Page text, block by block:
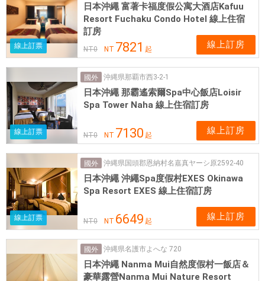
線上訂票
日本沖繩 富著卡福度假公寓大酒店Kafuu
Resort Fuchaku Condo Hotel 線上住宿
訂房
NT0 NT 7821 起 線上訂房
線上訂票
國外 沖縄県那覇市西3-2-1
日本沖繩 那霸遙索爾Spa中心飯店Loisir
Spa Tower Naha 線上住宿訂房
NT0 NT 7130 起 線上訂房
線上訂票
國外 沖縄県国頭郡恩納村名嘉真ヤーシ原2592-40
日本沖繩 沖繩Spa度假村EXES Okinawa
Spa Resort EXES 線上住宿訂房
NT0 NT 6649 起 線上訂房
國外 沖縄県名護市よへな 720
日本沖繩 Nanma Mui自然度假村一飯店＆
豪華露營Nanma Mui Nature Resort